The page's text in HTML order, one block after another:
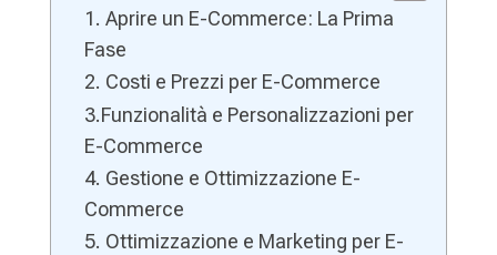
1. Aprire un E-Commerce: La Prima
Fase
2. Costi e Prezzi per E-Commerce
3.Funzionalità e Personalizzazioni per
E-Commerce
4. Gestione e Ottimizzazione E-
Commerce
5. Ottimizzazione e Marketing per E-